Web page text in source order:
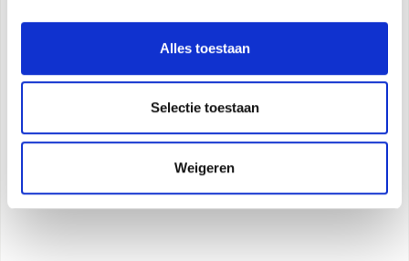
Alles toestaan
Selectie toestaan
Weigeren
De toren ventilatorkachel met ingebouwd filter
Ontdek meer